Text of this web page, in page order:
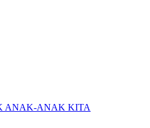
ANAK-ANAK KITA